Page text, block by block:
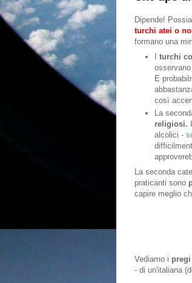
Dipende!
turchi atei o
formano una
turchi
E
così
La
religiosi.
alcolici -
La seconda
praticanti sono
capire meglio
Vediamo i pregi
- di un'italiana